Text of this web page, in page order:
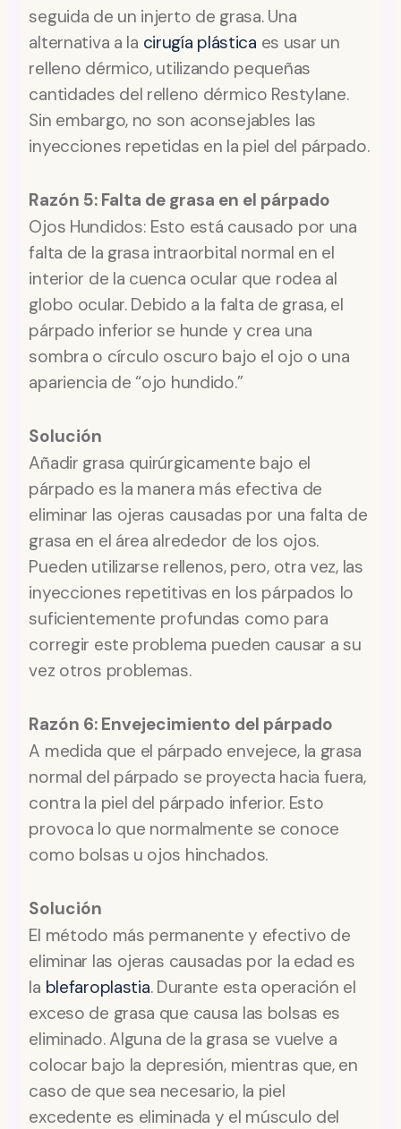
seguida de un injerto de grasa. Una
alternativa a la cirugía plástica es usar un
relleno dérmico, utilizando pequeñas
cantidades del relleno dérmico Restylane.
Sin embargo, no son aconsejables las
inyecciones repetidas en la piel del párpado.
Razón 5: Falta de grasa en el párpado
Ojos Hundidos: Esto está causado por una
falta de la grasa intraorbital normal en el
interior de la cuenca ocular que rodea al
globo ocular. Debido a la falta de grasa, el
párpado inferior se hunde y crea una
sombra o círculo oscuro bajo el ojo o una
apariencia de “ojo hundido.”
Solución
Añadir grasa quirúrgicamente bajo el
párpado es la manera más efectiva de
eliminar las ojeras causadas por una falta de
grasa en el área alrededor de los ojos.
Pueden utilizarse rellenos, pero, otra vez, las
inyecciones repetitivas en los párpados lo
suficientemente profundas como para
corregir este problema pueden causar a su
vez otros problemas.
Razón 6: Envejecimiento del párpado
A medida que el párpado envejece, la grasa
normal del párpado se proyecta hacia fuera,
contra la piel del párpado inferior. Esto
provoca lo que normalmente se conoce
como bolsas u ojos hinchados.
Solución
El método más permanente y efectivo de
eliminar las ojeras causadas por la edad es
la blefaroplastia. Durante esta operación el
exceso de grasa que causa las bolsas es
eliminado. Alguna de la grasa se vuelve a
colocar bajo la depresión, mientras que, en
caso de que sea necesario, la piel
excedente es eliminada y el músculo del